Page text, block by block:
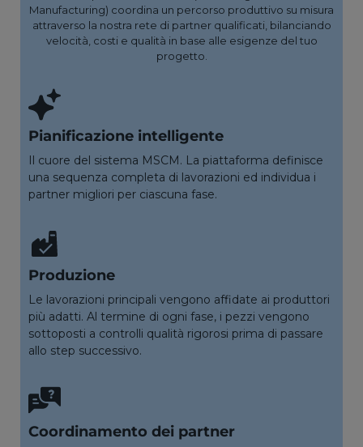
Manufacturing) coordina un percorso produttivo su misura
attraverso la nostra rete di partner qualificati, bilanciando
velocità, costi e qualità in base alle esigenze del tuo
progetto.
Pianificazione intelligente
Il cuore del sistema MSCM. La piattaforma definisce
una sequenza completa di lavorazioni ed individua i
partner migliori per ciascuna fase.
Produzione
Le lavorazioni principali vengono affidate ai produttori
più adatti. Al termine di ogni fase, i pezzi vengono
sottoposti a controlli qualità rigorosi prima di passare
allo step successivo.
Coordinamento dei partner